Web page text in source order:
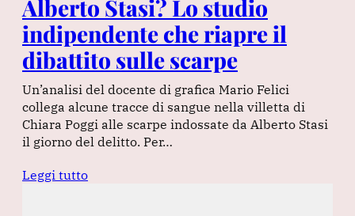
Alberto Stasi? Lo studio
indipendente che riapre il
dibattito sulle scarpe
Un’analisi del docente di grafica Mario Felici
collega alcune tracce di sangue nella villetta di
Chiara Poggi alle scarpe indossate da Alberto Stasi
il giorno del delitto. Per…
Leggi tutto